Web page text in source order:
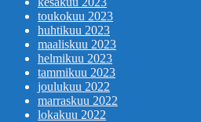
toukokuu 2023
huhtikuu 2023
maaliskuu 2023
helmikuu 2023
tammikuu 2023
joulukuu 2022
marraskuu 2022
lokakuu 2022